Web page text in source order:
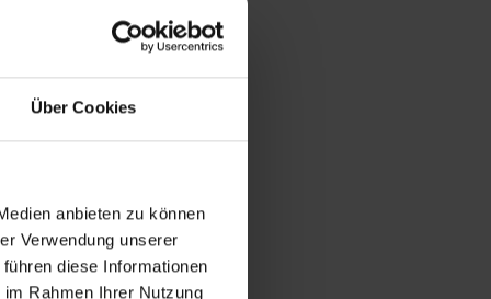
Über Cookies
anbieten zu können
Verwendung unserer
diese Informationen
Rahmen Ihrer Nutzung
o mamparas de ducha
para baños con una
y así tenerlo
forma rápida a través
funcionar durante
la regleta de
De ese modo se
sin esfuerzo, sin